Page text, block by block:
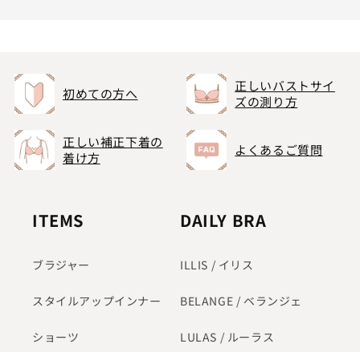
初めての方へ
正しいバストサイ
ズの測り方
正しい補正下着の
着け方
よくあるご質問
ITEMS
ブラジャー
スタイルアップインナー
ショーツ
DAILY BRA
ILLIS / イリス
BELANGE / ベランジェ
LULAS / ルーラス